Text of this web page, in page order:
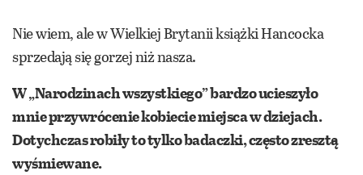
Nie wiem, ale w Wielkiej Brytanii książki Hancocka
sprzedają się gorzej niż nasza.
W „Narodzinach wszystkiego” bardzo ucieszyło
mnie przywrócenie kobiecie miejsca w dziejach.
Dotychczas robiły to tylko badaczki, często zresztą
wyśmiewane.